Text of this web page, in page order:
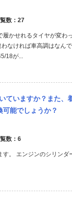
数： 27
なければ車高調はなん
18が...
ていますか？また、
能でしょうか？
数： 6